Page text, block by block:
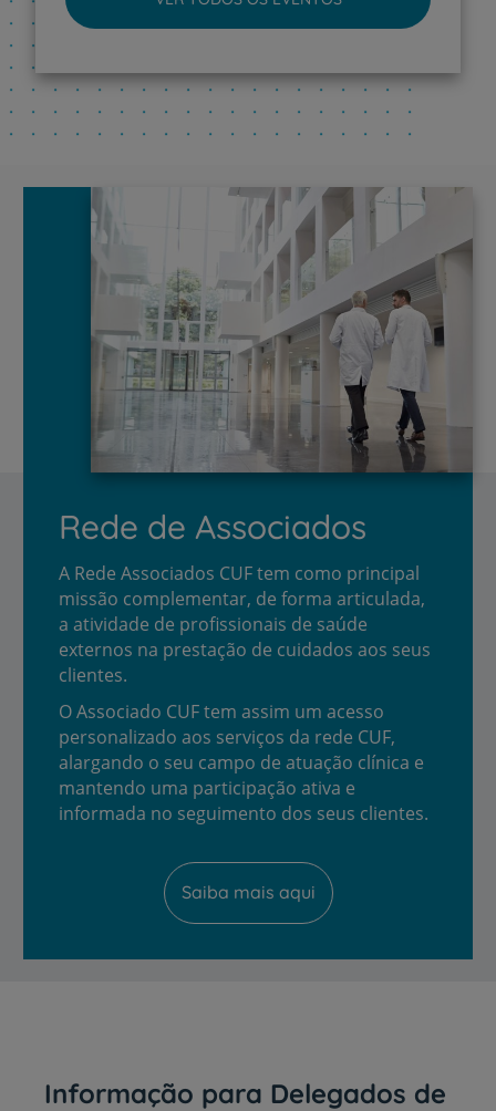
Rede de Associados
A Rede Associados CUF tem como principal
missão complementar, de forma articulada,
a atividade de profissionais de saúde
externos na prestação de cuidados aos seus
clientes.
O Associado CUF tem assim um acesso
personalizado aos serviços da rede CUF,
alargando o seu campo de atuação clínica e
mantendo uma participação ativa e
informada no seguimento dos seus clientes.
Saiba mais aqui
Informação para Delegados de